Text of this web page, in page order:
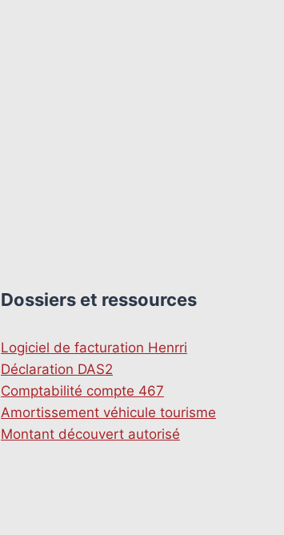
Dossiers et ressources
Logiciel de facturation Henrri
Déclaration DAS2
Comptabilité compte 467
Amortissement véhicule tourisme
Montant découvert autorisé